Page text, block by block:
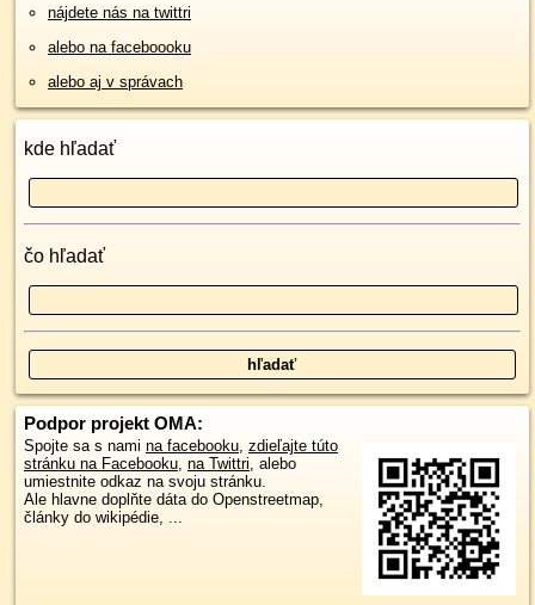
nájdete nás na twittri
alebo na faceboooku
alebo aj v správach
kde hľadať
čo hľadať
Podpor projekt OMA:
Spojte sa s nami na facebooku, zdieľajte túto
stránku na Facebooku, na Twittri, alebo
umiestnite odkaz na svoju stránku.
Ale hlavne doplňte dáta do Openstreetmap,
články do wikipédie, ...